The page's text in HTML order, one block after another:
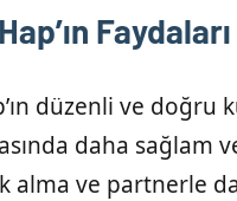
Faydaları
düzenli ve doğru
daha sağlam
alma ve partnerle